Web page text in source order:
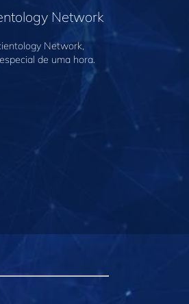
Network
Network,
de uma hora.